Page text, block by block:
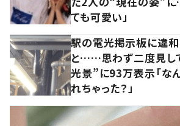
ても可愛い」
駅の電光掲示板に違
と……思わず二度見し
光景”に93万表示「なん
れちゃった？」